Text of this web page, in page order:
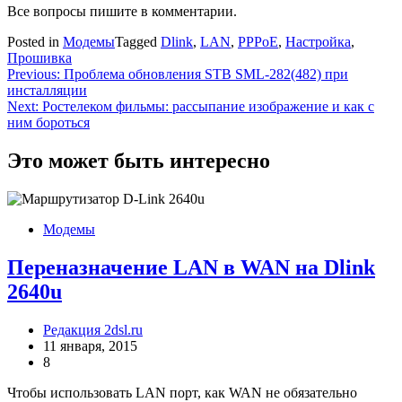
Все вопросы пишите в комментарии.
Posted in МодемыTagged Dlink, LAN, PPPoE, Настройка,
Прошивка
Навигация
по
записям
Previous: Проблема обновления STB SML-282(482) при
инсталляции
Next: Ростелеком фильмы: рассыпание изображение и как с
ним бороться
Это может быть интересно
Модемы
Переназначение LAN в WAN на Dlink
2640u
Редакция 2dsl.ru
11 января, 2015
8
Чтобы использовать LAN порт, как WAN не обязательно